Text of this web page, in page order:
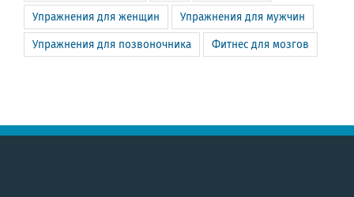
Упражнения для женщин Упражнения для мужчин
Упражнения для позвоночника Фитнес для мозгов